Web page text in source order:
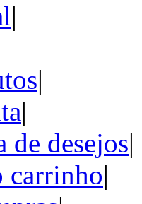
|
|
|
de desejos|
carrinho|